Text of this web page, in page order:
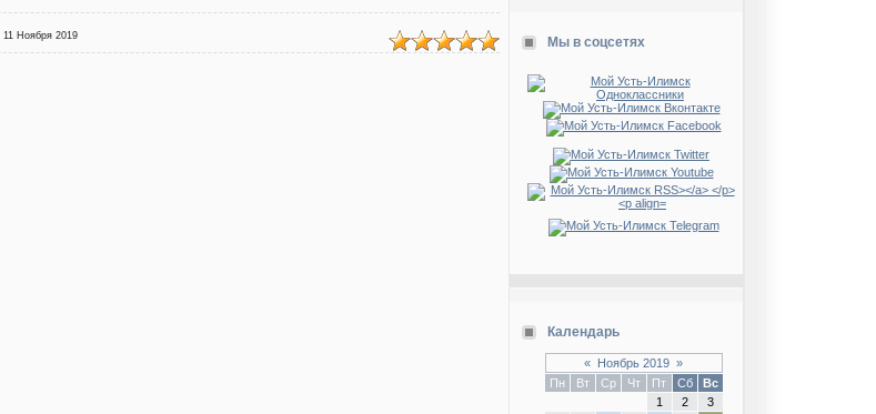
11 Ноября 2019 Мы в соцсетях
Календарь
« Ноябрь 2019 »
Пн
Вт Ср Чт Пт Сб
Вс
1
2
3